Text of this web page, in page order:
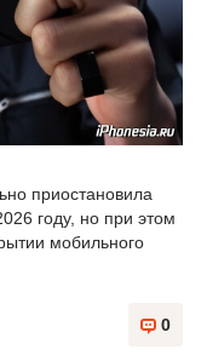
приостановила
году, но при этом
мобильного
0